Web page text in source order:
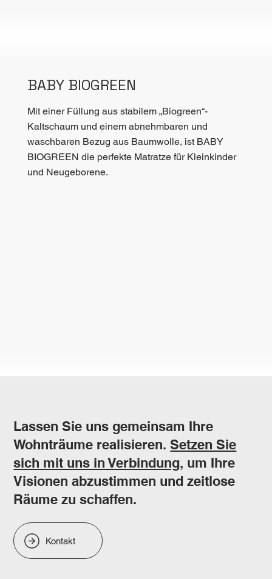
BABY BIOGREEN
Mit einer Füllung aus stabilem „Biogreen“-
Kaltschaum und einem abnehmbaren und
waschbaren Bezug aus Baumwolle, ist BABY
BIOGREEN die perfekte Matratze für Kleinkinder
und Neugeborene.
Lassen Sie uns gemeinsam Ihre
Wohnträume realisieren. Setzen Sie
sich mit uns in Verbindung, um Ihre
Visionen abzustimmen und zeitlose
Räume zu schaffen.
Kontakt